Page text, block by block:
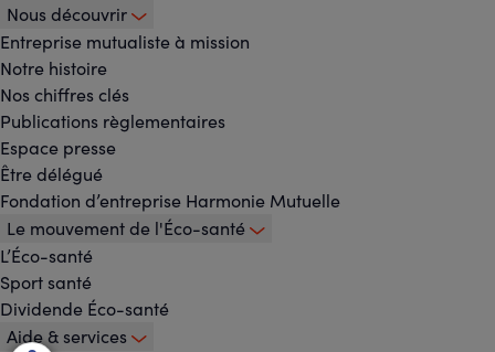
Footer
-
Menu
principal
Nous découvrir
Entreprise mutualiste à mission
Notre histoire
Nos chiffres clés
Publications règlementaires
Espace presse
Être délégué
Fondation d’entreprise Harmonie Mutuelle
Le mouvement de l'Éco-santé
L’Éco-santé
Sport santé
Dividende Éco-santé
Aide & services